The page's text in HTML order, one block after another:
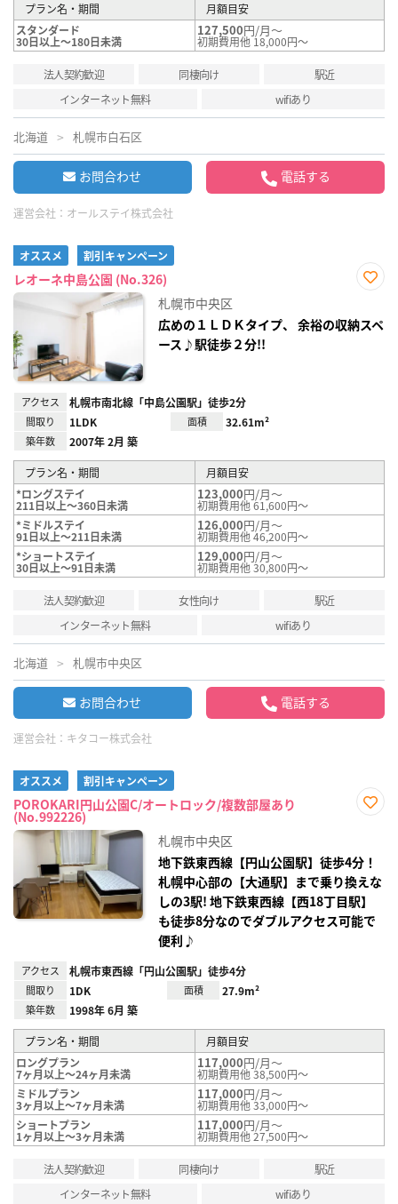
プラン名・期間
月額目安
スタンダード
30日以上～180日未満
127,500円/月～
初期費用他 18,000円～
法人契約歓迎 同棲向け
駅近
インターネット無料
wifiあり
北海道 札幌市白石区
お問合わせ 電話する
運営会社： オールステイ株式会社
オススメ 割引キャンペーン
レオーネ中島公園 (No.326)
り登
録
札幌市中央区
広めの１ＬＤＫタイプ、 余裕の収納スペ
ース♪駅徒歩２分!!
アクセス 札幌市南北線「中島公園駅」徒歩2分
間取り 1LDK 面積 32.61m²
築年数 2007年 2月 築
プラン名・期間
月額目安
*ロングステイ
211日以上～360日未満
123,000円/月～
初期費用他 61,600円～
*ミドルステイ
91日以上～211日未満
126,000円/月～
初期費用他 46,200円～
*ショートステイ
30日以上～91日未満
129,000円/月～
初期費用他 30,800円～
法人契約歓迎 女性向け
駅近
インターネット無料
wifiあり
北海道 札幌市中央区
お問合わせ 電話する
運営会社： キタコー株式会社
オススメ 割引キャンペーン
POROKARI円山公園C/オートロック/複数部屋あり
(No.992226)
録
札幌市中央区
地下鉄東西線【円山公園駅】徒歩4分！
札幌中心部の【大通駅】まで乗り換えな
しの3駅! 地下鉄東西線【西18丁目駅】
も徒歩8分なのでダブルアクセス可能で
便利♪
アクセス 札幌市東西線「円山公園駅」徒歩4分
間取り 1DK 面積 27.9m²
築年数 1998年 6月 築
プラン名・期間
月額目安
ロングプラン
7ヶ月以上～24ヶ月未満
117,000円/月～
初期費用他 38,500円～
ミドルプラン
3ヶ月以上～7ヶ月未満
117,000円/月～
初期費用他 33,000円～
ショートプラン
1ヶ月以上～3ヶ月未満
117,000円/月～
初期費用他 27,500円～
法人契約歓迎 同棲向け
駅近
インターネット無料
wifiあり